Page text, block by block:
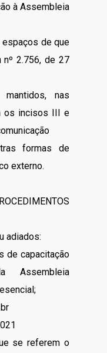
à Assembleia
de que
2.756, de 27
nas
os incisos III e
formas de
externo.
adiados:
de capacitação
Assembleia
se referem o